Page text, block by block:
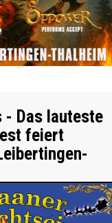
- Das lauteste
feiert
und Leidenschaft im